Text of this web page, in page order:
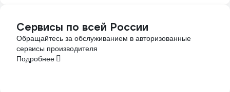
Сервисы по всей России
Обращайтесь за обслуживанием в авторизованные
сервисы производителя
Подробнее